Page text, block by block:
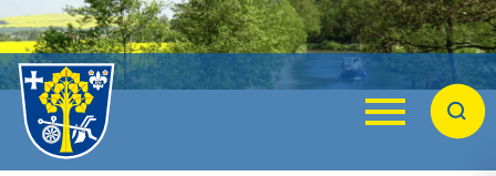
Menu